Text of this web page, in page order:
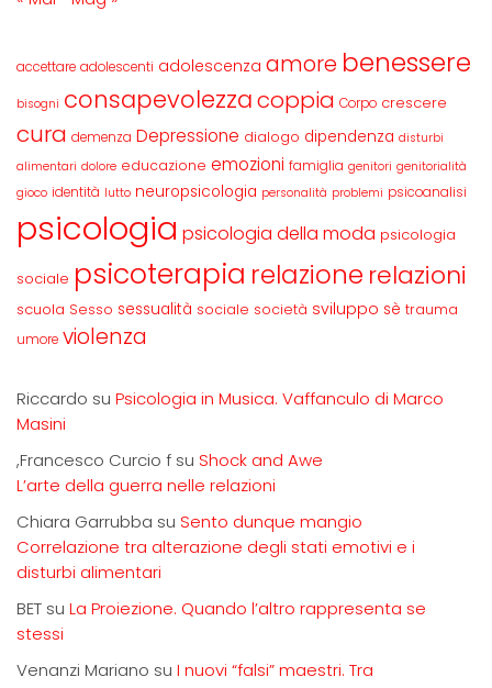
accettare adolescenti adolescenza amore benessere
bisogni consapevolezzacoppia Corpo crescere
cura demenza Depressione dialogo dipendenza disturbi
alimentari dolore educazione emozioni famiglia genitori genitorialità
gioco identità lutto neuropsicologia personalità problemi psicoanalisi
psicologia psicologia della moda psicologia
sociale psicoterapia relazione relazioni
scuola Sesso sessualità sociale società sviluppo sè trauma
umore violenza
Riccardo su Psicologia in Musica. Vaffanculo di Marco
Masini
,Francesco Curcio f su Shock and Awe
L’arte della guerra nelle relazioni
Chiara Garrubba su Sento dunque mangio
Correlazione tra alterazione degli stati emotivi e i
disturbi alimentari
BET su La Proiezione. Quando l’altro rappresenta se
stessi
Venanzi Mariano su I nuovi “falsi” maestri. Tra